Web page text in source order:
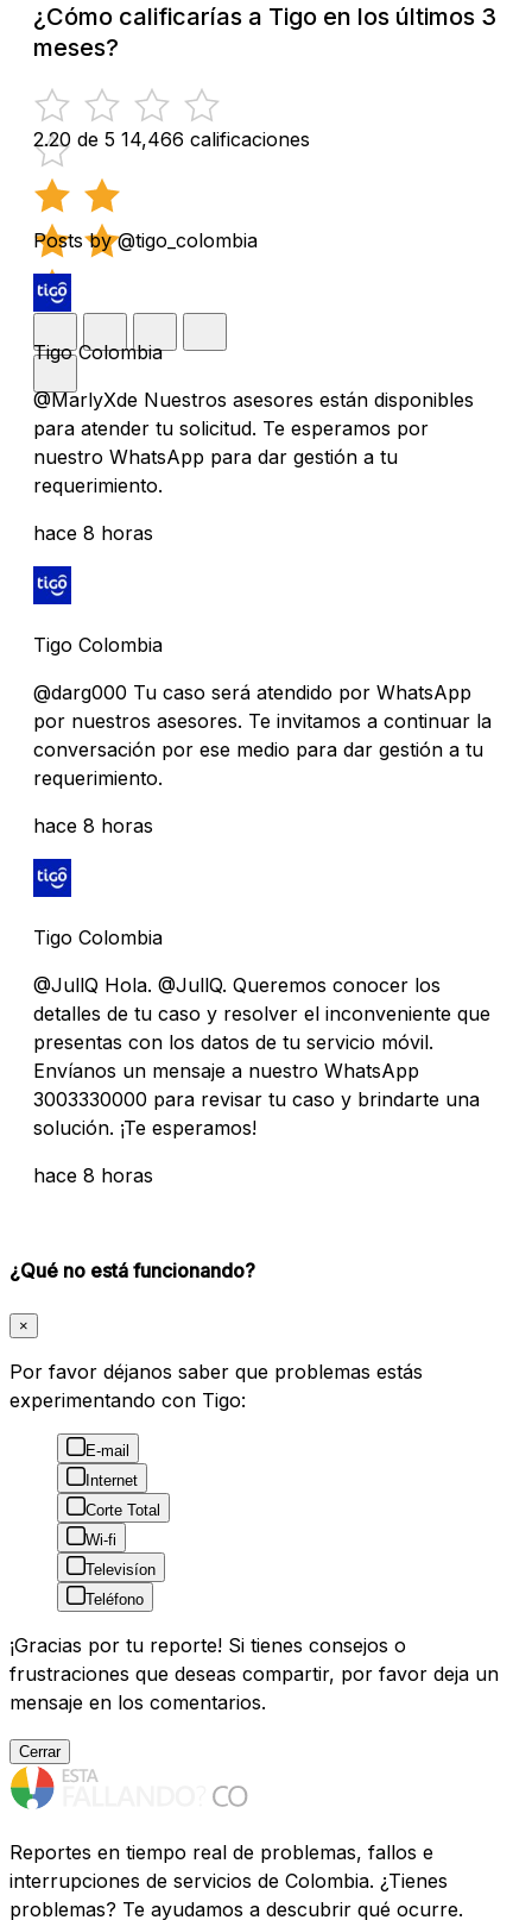
¿Cómo calificarías a Tigo en los últimos 3
meses?
2.20 de 5 14,466 calificaciones
Posts by @tigo_colombia
Tigo Colombia
@MarlyXde Nuestros asesores están disponibles
para atender tu solicitud. Te esperamos por
nuestro WhatsApp para dar gestión a tu
requerimiento.
hace 8 horas
Tigo Colombia
@darg000 Tu caso será atendido por WhatsApp
por nuestros asesores. Te invitamos a continuar la
conversación por ese medio para dar gestión a tu
requerimiento.
hace 8 horas
Tigo Colombia
@JullQ Hola. @JullQ. Queremos conocer los
detalles de tu caso y resolver el inconveniente que
presentas con los datos de tu servicio móvil.
Envíanos un mensaje a nuestro WhatsApp
3003330000 para revisar tu caso y brindarte una
solución. ¡Te esperamos!
hace 8 horas
¿Qué no está funcionando?
×
Por favor déjanos saber que problemas estás
experimentando con Tigo:
E-mail
Internet
Corte Total
Wi-fi
Televisíon
Teléfono
¡Gracias por tu reporte! Si tienes consejos o
frustraciones que deseas compartir, por favor deja un
mensaje en los comentarios.
Cerrar
Reportes en tiempo real de problemas, fallos e
interrupciones de servicios de Colombia. ¿Tienes
problemas? Te ayudamos a descubrir qué ocurre.